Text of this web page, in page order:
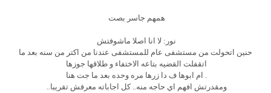
همهم جاسر بصت
نور: لا انا اصلا ماشوفتش
حنين اتحولت من مستشفى عام للمستشفى عندنا من اكتر من سنه بعد ما
اتقفلت القضيه بتاعه الاختفاء و طلاقها جوزها
. ام ابوها ف دا زرها مره وحده بعد ما جت هنا
ومقدرتش افهم اي حاجه منه.. كل اجاباته معرفش تقريبا..